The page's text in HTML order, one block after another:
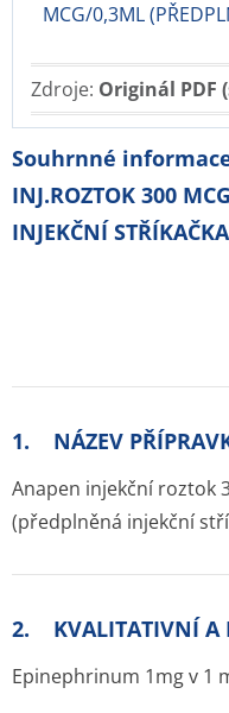
MCG/0,3ML
Zdroje: Originál PDF
Souhrnné
INJ.ROZTOK 300
INJEKČNÍ
1. NÁZEV
Anapen injekční roztok
(předplněná injekční
2. KVALITATIVNÍ A
Epinephrinum 1mg v 1